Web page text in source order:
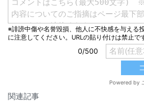
関連記事